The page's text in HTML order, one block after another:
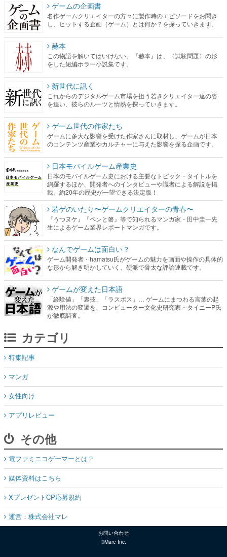
ゲームの企画書
名作ゲームクリエイターの方々に製作時のエピソードをお聞き
し、ヒットする企画（ゲーム）とは何か？を探っていきます。
赫本
この物語を解いてはいけない。『赫本』は、〈試験問題〉の形
をした短編ホラー小説集です。
新世代に訊く
これからのデジタルゲーム市場を担う若きクリエイター達の姿
を追い、彼らのルーツと情熱を探っていきます。
ゲーム世代の作家たち
ゲームに多大な影響を受けた作家さんに取材し、ゲームが日本
のコンテンツ産業やカルチャーに与えた影響を探る企画です。
日本モバイルゲーム産業史
日本のモバイルゲーム史における主要なトピック・タイトルを
網羅するほか、開発者へのインタビューや識者による解説を掲
載。約20年の歴史が一望できる決定版！
若ゲのいたり〜ゲームクリエイターの青春〜
『うつヌケ』『ペンと箸』等で知られるマンガ家・田中圭一先
生によるゲーム業界レポートマンガです。
なんでゲームは面白い？
ゲーム開発者・hamatsu氏がゲームの魅力を画面や操作の具体的
な形から解き明かしていく、硬派で骨太な評論連載です。
ゲームが変えた日本語
「経験値」「裏技」「ラスボス」… ゲームにまつわる言葉の起
源や用法の変遷を、コンピューター文化史研究家・タイニーP氏
が徹底調査。
カテゴリ
特集記事
マンガ
女性向け
アプリレビュー
その他
電ファミニコゲーマーとは？
媒体資料はこちら
XプレゼントCP応募規約
運営：株式会社マレ
お問い合わせ
©Mare Inc.